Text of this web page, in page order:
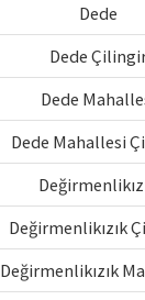
Dede
Dede
Dede
Dede Mahallesi
Değirmenlikızık
Değirmenlikızık